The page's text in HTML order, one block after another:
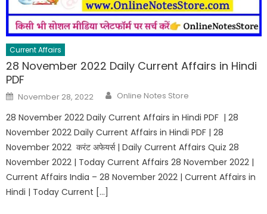
Current Affairs
28 November 2022 Daily Current Affairs in Hindi
PDF
November 28, 2022 Online Notes Store
28 November 2022 Daily Current Affairs in Hindi PDF | 28
November 2022 Daily Current Affairs in Hindi PDF | 28
November 2022 करंट अफेयर्स | Daily Current Affairs Quiz 28
November 2022 | Today Current Affairs 28 November 2022 |
Current Affairs India – 28 November 2022 | Current Affairs in
Hindi | Today Current […]